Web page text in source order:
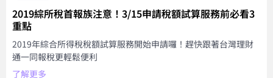
2019綜所稅首報族注意！3/15申請稅額試算服務前必看3
重點
2019年綜合所得稅稅額試算服務開始申請囉！趕快跟著台灣理財
通一同報稅更輕鬆便利
了解更多